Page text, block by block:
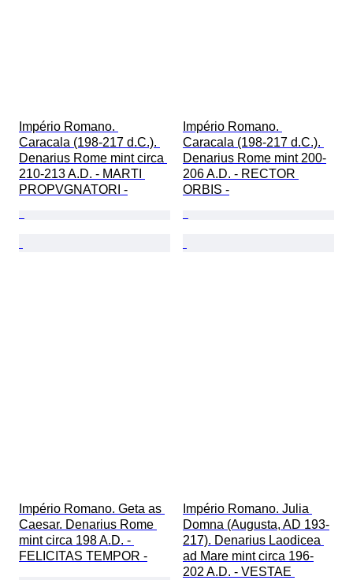
Império Romano.
Caracala (198-217 d.C.).
Denarius Rome mint circa
210-213 A.D. - MARTI
PROPVGNATORI -
Império Romano.
Caracala (198-217 d.C.).
Denarius Rome mint 200-
206 A.D. - RECTOR
ORBIS -
Império Romano. Geta as
Caesar. Denarius Rome
mint circa 198 A.D. -
FELICITAS TEMPOR -
Império Romano. Julia
Domna (Augusta, AD 193-
217). Denarius Laodicea
ad Mare mint circa 196-
202 A.D. - VESTAE